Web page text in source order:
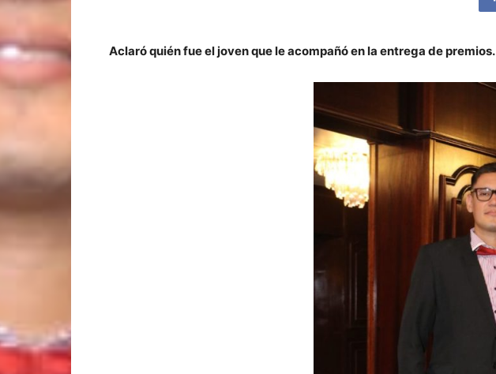
Aclaró quién fue el joven que le acompañó en la entrega de premios.